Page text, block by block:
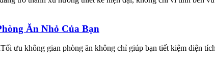
Ăn Nhỏ Của Bạn
ưu không gian phòng ăn không chỉ giúp bạn tiết kiệm diện